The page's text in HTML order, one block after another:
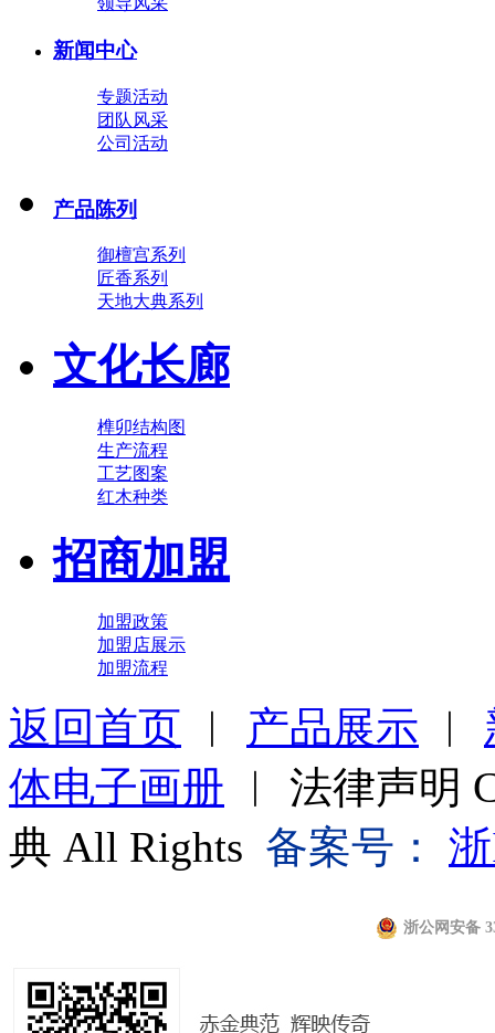
新闻中心
专题活动
团队风采
公司活动
产品陈列
御檀宫系列
匠香系列
天地大典系列
文化长廊
榫卯结构图
生产流程
工艺图案
红木种类
招商加盟
加盟政策
加盟店展示
加盟流程
返回首页 ︱ 产品展示 ︱
体电子画册 ︱ 法律声明
典 All Rights 备案号：
浙公网安备